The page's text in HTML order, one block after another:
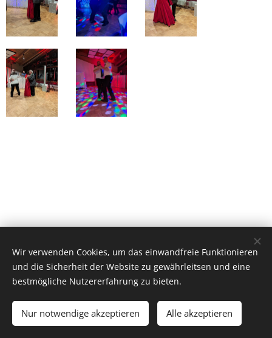
Powered byWebnode Cookies
Wir verwenden Cookies, um das einwandfreie Funktionieren
und die Sicherheit der Website zu gewährleitsen und eine
bestmögliche Nutzererfahrung zu bieten.
Nur notwendige akzeptieren Alle akzeptieren